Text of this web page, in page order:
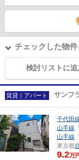
チェックした物
検討リストに追
賃貸｜アパート サンフ
千代田
山手線
山手線
東京都
9.2万